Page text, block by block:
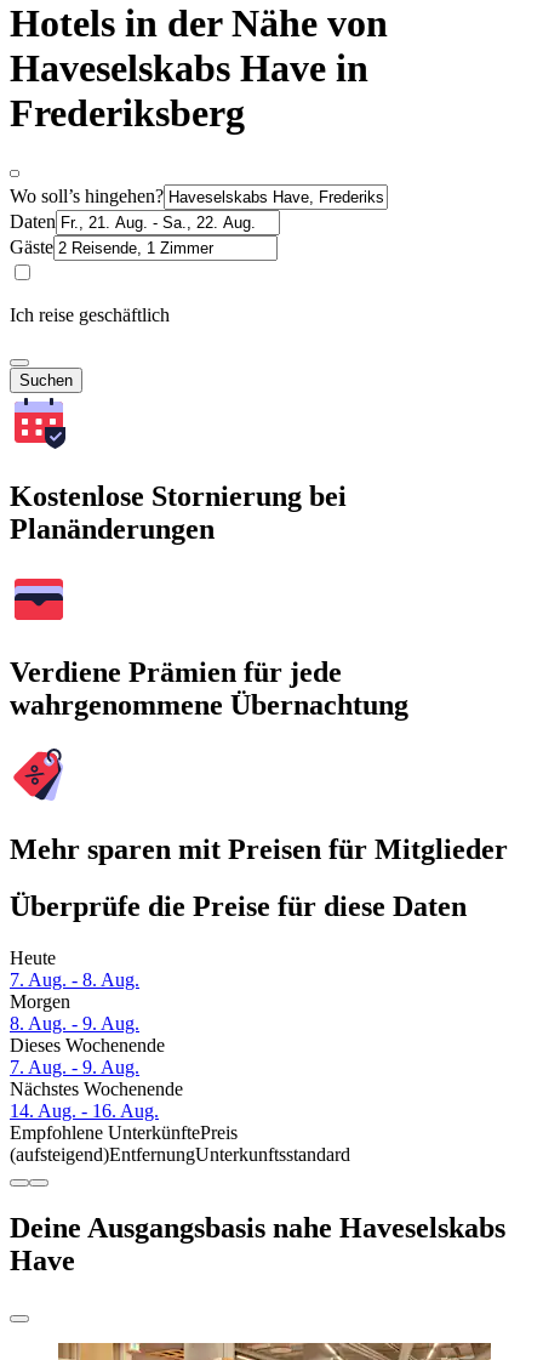
Hotels in der Nähe von
Haveselskabs Have in
Frederiksberg
Wo soll’s hingehen?
Daten
Gäste
Ich reise geschäftlich
Suchen
Kostenlose Stornierung bei
Planänderungen
Verdiene Prämien für jede
wahrgenommene Übernachtung
Mehr sparen mit Preisen für Mitglieder
Überprüfe die Preise für diese Daten
Heute
7. Aug. - 8. Aug.
Morgen
8. Aug. - 9. Aug.
Dieses Wochenende
7. Aug. - 9. Aug.
Nächstes Wochenende
14. Aug. - 16. Aug.
Empfohlene UnterkünftePreis
(aufsteigend)EntfernungUnterkunftsstandard
Deine Ausgangsbasis nahe Haveselskabs
Have